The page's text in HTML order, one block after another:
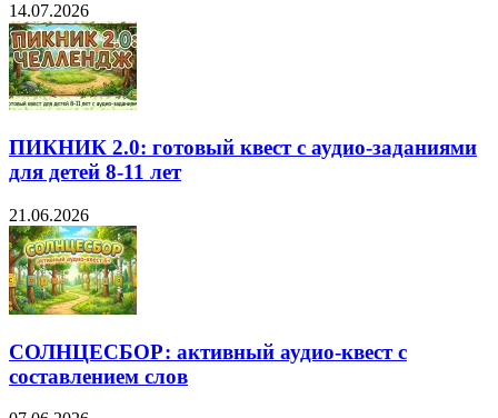
14.07.2026
ПИКНИК 2.0: готовый квест с аудио-заданиями
для детей 8-11 лет
21.06.2026
СОЛНЦЕСБОР: активный аудио-квест с
составлением слов